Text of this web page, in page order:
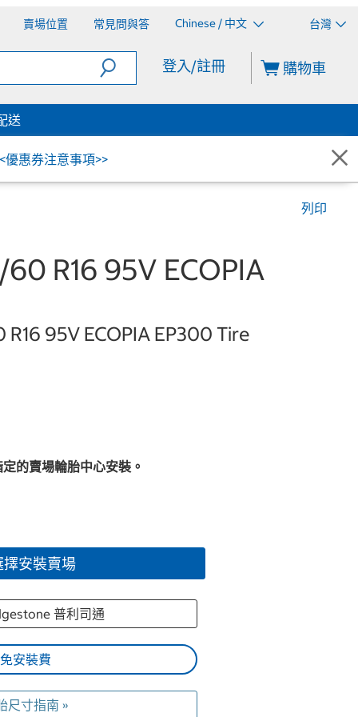
賣場位置 常見問與答 Chinese / 中文 台灣
登入/註冊 購物車
送
優惠券注意事項>>
列印
R16 95V ECOPIA
95V ECOPIA EP300 Tire
的賣場輪胎中心安裝。
安裝賣場
普利司通
免安裝費
尺寸指南 »